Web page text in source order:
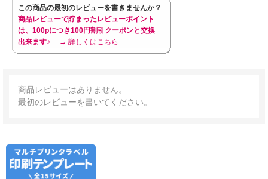
この商品の最初のレビューを書きませんか？
商品レビューで貯まったレビューポイント
は、100pにつき100円割引クーポンと交換
出来ます♪
→ 詳しくはこちら
商品レビューはありません。
最初のレビューを書いてください。